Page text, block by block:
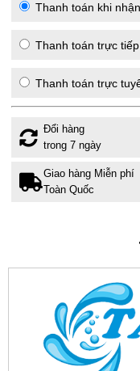
Thanh toán khi
Thanh toán trực
Thanh toán trực
Đổi hàng
trong 7 ngày
Giao hàng Miễn phí
Toàn Quốc